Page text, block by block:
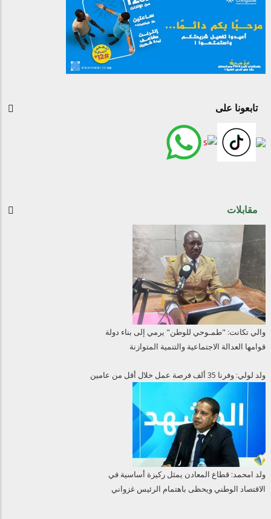
تابعونا على
مقابلات
والي تكانت: "طمـوحي للوطن" يرمي إلى بناء دولة
قوامها العدالة الاجتماعية والتنمية المتوازنة
ولد لولي: وفرنا 35 ألف فرصة عمل خلال أقل من عامين
ولد امحمد: قطاع المعادن يمثل ركيزة أساسية في
الاقتصاد الوطني ويحظى باهتمام الرئيس غزواني